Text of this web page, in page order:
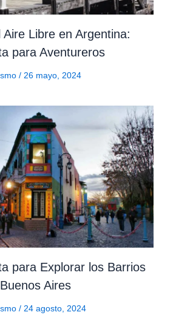
Libre en Argentina:
para Aventureros
/ 26 mayo, 2024
para Explorar los Barrios
Aires
/ 24 agosto, 2024